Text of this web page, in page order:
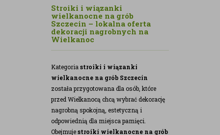
Stroiki i wiązanki
wielkanocne na grób
Szczecin – lokalna oferta
dekoracji nagrobnych na
Wielkanoc
Kategoria stroiki i wiązanki
wielkanocne na grób Szczecin
została przygotowana dla osób, które
przed Wielkanocą chcą wybrać dekorację
nagrobną spokojną, estetyczną i
odpowiednią dla miejsca pamięci.
Obejmujestroiki wielkanocne na grób